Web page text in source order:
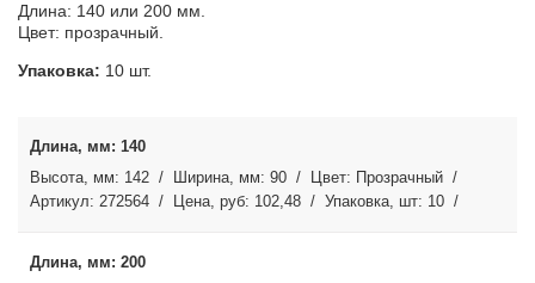
Длина: 140 или 200 мм.
Цвет: прозрачный.
Упаковка: 10 шт.
140
142
90
Прозрачный
272564
102,48 10
200